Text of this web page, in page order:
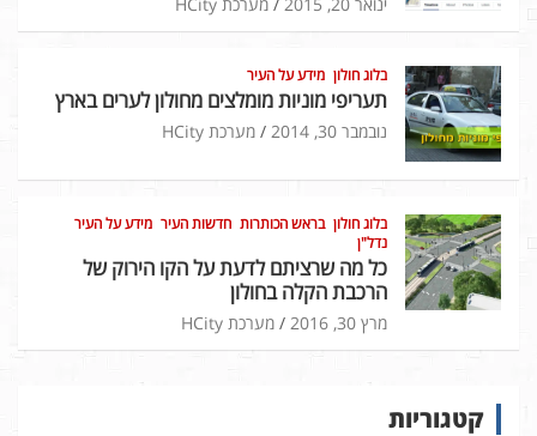
בלוג חולון מידע על העיר
תעריפי מוניות מומלצים מחולון לערים בארץ
נובמבר 30, 2014 מערכת HCity
בלוג חולון בראש הכותרות חדשות העיר מידע על העיר
נדל"ן
כל מה שרציתם לדעת על הקו הירוק של
הרכבת הקלה בחולון
מרץ 30, 2016 מערכת HCity
קטגוריות